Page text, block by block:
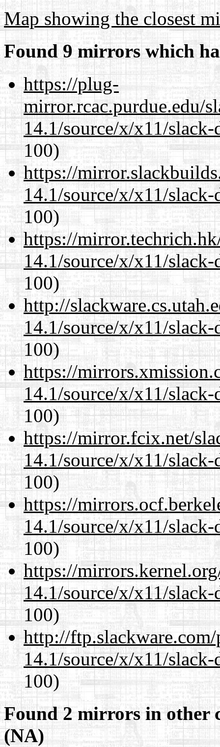
Map showing the closest
Found 9 mirrors which
https://plug-
mirror.rcac.purdue.edu/
14.1/source/x/x11/
100)
https://
14.1/source/x/x11/
100)
https://
14.1/source/x/x11/
100)
http://
14.1/source/x/x11/
100)
https://
14.1/source/x/x11/
100)
https://mirror.fcix.net/
14.1/source/x/x11/
100)
https://
14.1/source/x/x11/
100)
https://
14.1/source/x/x11/
100)
http://
14.1/source/x/x11/
100)
Found 2 mirrors in other
(NA)